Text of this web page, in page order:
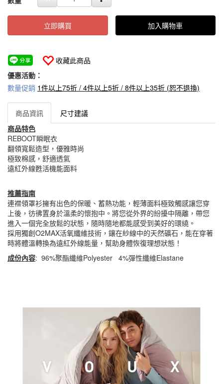
立即購買 加入購物車
收藏此商品
優惠活動：
數量促銷 1件以上75折 / 4件以上5折 / 8件以上35折 (恕不退換)
商品資訊
尺寸建議
商品特色
REBOOT瞬眠衣
翻領寬鬆造型，優雅時尚
極致棉感，舒適透氣
遠紅外線甦活機能面料
推薦指南
連襟領罩衫擁有出色的保暖、蓄熱功能，輕薄面料極致觸感讓您穿
上後，彷彿置身於溫柔的懷抱中。將您從外界的紛擾中隔離，帶您
進入一個完全放鬆的狀態，隨時隨地都能感受到美好的環繞。
採用獨創O2MAX活氧纖維技術，鑲在紗線中的天然礦石，能在穿著
時將體溫轉換為遠紅外線能量，幫助身體恢復理想狀態！
成份內容: 96%聚酯纖維Polyester 4%彈性纖維Elastane